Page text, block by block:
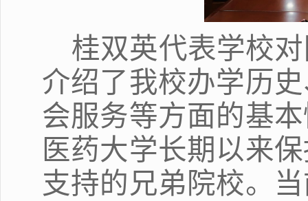
桂双英代表学校
介绍了我校办学历
会服务等方面的基
医药大学长期以来
支持的兄弟院校。